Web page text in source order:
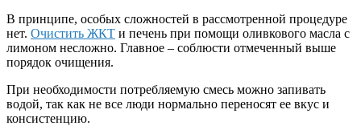
В принципе, особых сложностей в рассмотренной процедуре
нет. Очистить ЖКТ и печень при помощи оливкового масла с
лимоном несложно. Главное – соблюсти отмеченный выше
порядок очищения.
При необходимости потребляемую смесь можно запивать
водой, так как не все люди нормально переносят ее вкус и
консистенцию.